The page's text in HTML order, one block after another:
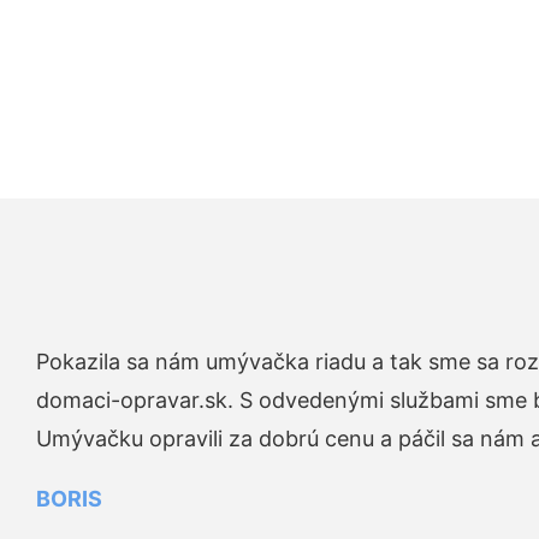
Pokazila sa nám umývačka riadu a tak sme sa
domaci-opravar.sk. S odvedenými službami sme
Umývačku opravili za dobrú cenu a páčil sa nám
BORIS